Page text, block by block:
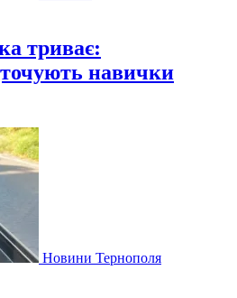
триває:
навички
Новини Тернополя